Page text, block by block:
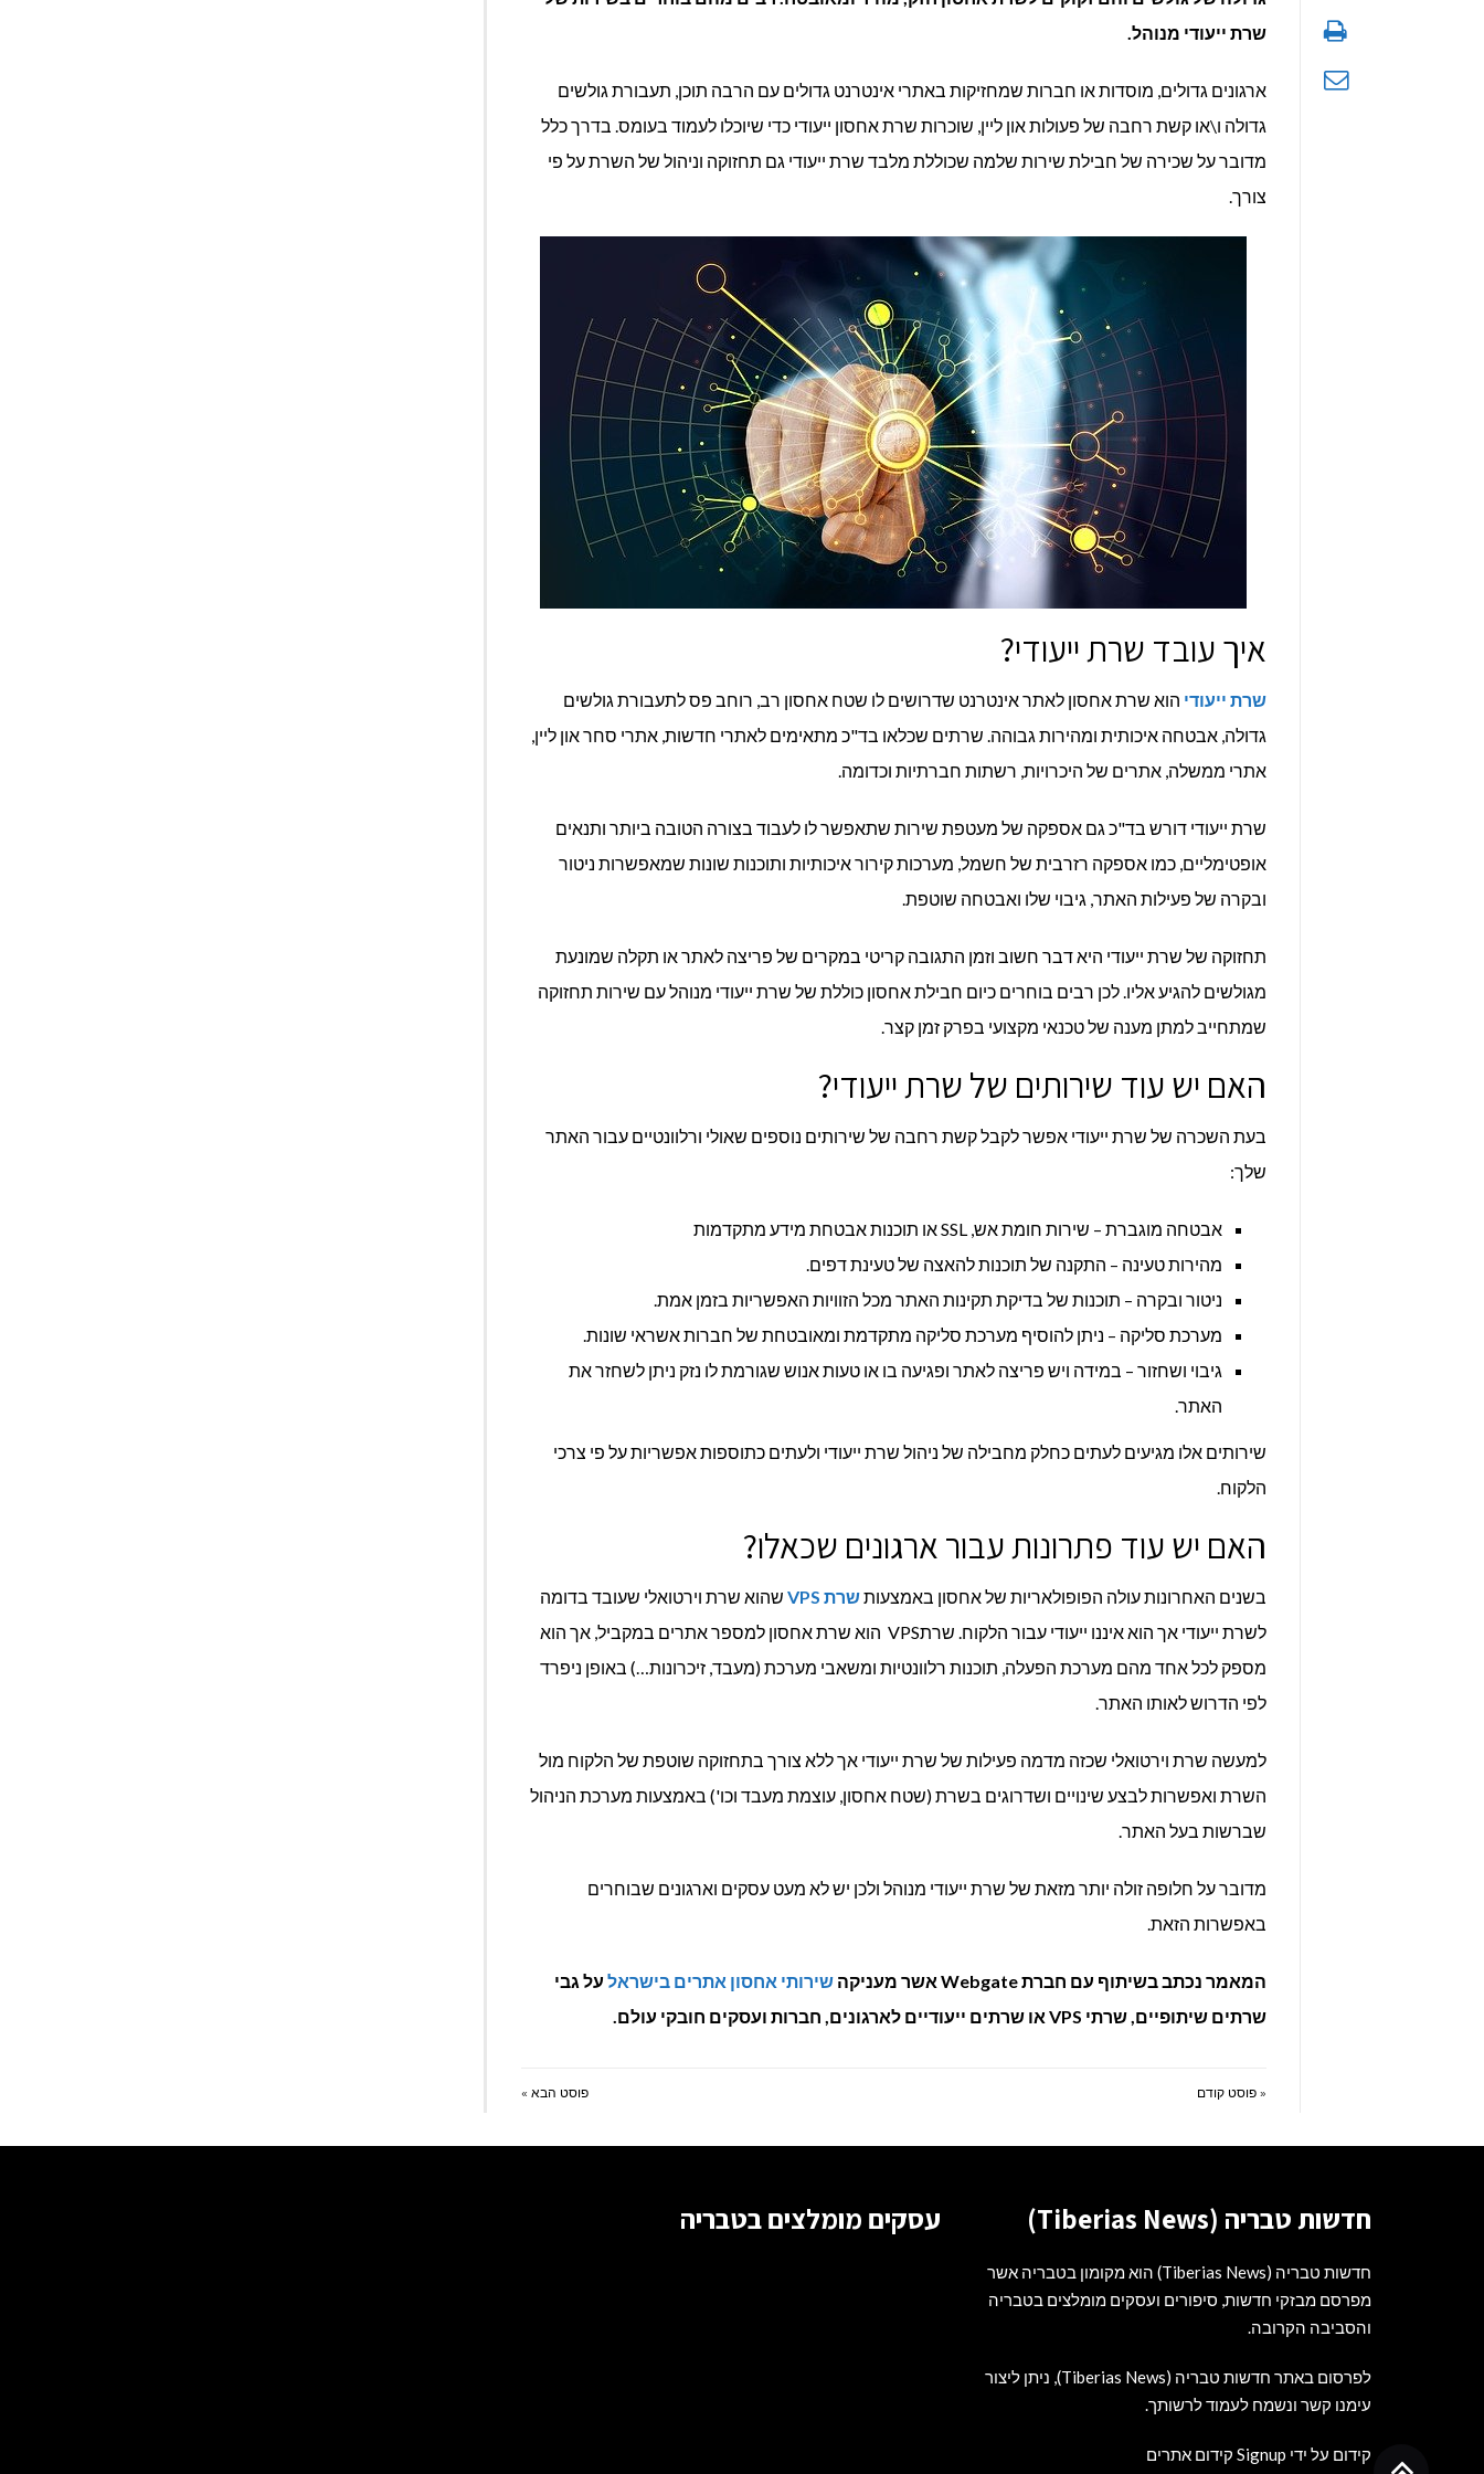
שרת ייעודי מנוהל.
ארגונים גדולים, מוסדות או חברות שמחזיקות באתרי אינטרנט גדולים עם הרבה תוכן, תעבורת גולשים
גדולה ו\או קשת רחבה של פעולות און ליין, שוכרות שרת אחסון ייעודי כדי שיוכלו לעמוד בעומס. בדרך כלל
מדובר על שכירה של חבילת שירות שלמה שכוללת מלבד שרת ייעודי גם תחזוקה וניהול של השרת על פי
צורך.
איך עובד שרת ייעודי?
שרת ייעודי הוא שרת אחסון לאתר אינטרנט שדרושים לו שטח אחסון רב, רוחב פס לתעבורת גולשים
גדולה, אבטחה איכותית ומהירות גבוהה. שרתים שכלאו בד"כ מתאימים לאתרי חדשות, אתרי סחר און ליין,
אתרי ממשלה, אתרים של היכרויות, רשתות חברתיות וכדומה.
שרת ייעודי דורש בד"כ גם אספקה של מעטפת שירות שתאפשר לו לעבוד בצורה הטובה ביותר ותנאים
אופטימליים, כמו אספקה רזרבית של חשמל, מערכות קירור איכותיות ותוכנות שונות שמאפשרות ניטור
ובקרה של פעילות האתר, גיבוי שלו ואבטחה שוטפת.
תחזוקה של שרת ייעודי היא דבר חשוב וזמן התגובה קריטי במקרים של פריצה לאתר או תקלה שמונעת
מגולשים להגיע אליו. לכן רבים בוחרים כיום חבילת אחסון כוללת של שרת ייעודי מנוהל עם שירות תחזוקה
שמתחייב למתן מענה של טכנאי מקצועי בפרק זמן קצר.
האם יש עוד שירותים של שרת ייעודי?
בעת השכרה של שרת ייעודי אפשר לקבל קשת רחבה של שירותים נוספים שאולי ורלוונטיים עבור האתר
שלך:
אבטחה מוגברת – שירות חומת אש, SSL או תוכנות אבטחת מידע מתקדמות
מהירות טעינה – התקנה של תוכנות להאצה של טעינת דפים.
ניטור ובקרה – תוכנות של בדיקת תקינות האתר מכל הזוויות האפשריות בזמן אמת.
מערכת סליקה – ניתן להוסיף מערכת סליקה מתקדמת ומאובטחת של חברות אשראי שונות.
גיבוי ושחזור – במידה ויש פריצה לאתר ופגיעה בו או טעות אנוש שגורמת לו נזק ניתן לשחזר את
האתר.
שירותים אלו מגיעים לעתים כחלק מחבילה של ניהול שרת ייעודי ולעתים כתוספות אפשריות על פי צרכי
הלקוח.
האם יש עוד פתרונות עבור ארגונים שכאלו?
בשנים האחרונות עולה הפופולאריות של אחסון באמצעותשרת VPS שהוא שרת וירטואלי שעובד בדומה
לשרת ייעודי אך הוא איננו ייעודי עבור הלקוח. שרתVPS הוא שרת אחסון למספר אתרים במקביל, אך הוא
מספק לכל אחד מהם מערכת הפעלה, תוכנות רלוונטיות ומשאבי מערכת (מעבד, זיכרונות…) באופן ניפרד
לפי הדרוש לאותו האתר.
למעשה שרת וירטואלי שכזה מדמה פעילות של שרת ייעודי אך ללא צורך בתחזוקה שוטפת של הלקוח מול
השרת ואפשרות לבצע שינויים ושדרוגים בשרת (שטח אחסון, עוצמת מעבד וכו') באמצעות מערכת הניהול
שברשות בעל האתר.
מדובר על חלופה זולה יותר מזאת של שרת ייעודי מנוהל ולכן יש לא מעט עסקים וארגונים שבוחרים
באפשרות הזאת.
המאמר נכתב בשיתוף עם חברת Webgate אשר מעניקה שירותי אחסון אתרים בישראל על גבי
שרתים שיתופיים, שרתי VPS או שרתים ייעודיים לארגונים, חברות ועסקים חובקי עולם.
« פוסט קודם פוסט הבא »
חדשות טבריה (Tiberias News)
חדשות טבריה (Tiberias News) הוא מקומון בטבריה אשר
מפרסם מבזקי חדשות, סיפורים ועסקים מומלצים בטבריה
והסביבה הקרובה.
לפרסום באתר חדשות טבריה (Tiberias News), ניתן ליצור
עימנו קשר ונשמח לעמוד לרשותך.
קידום על ידי Signup קידום אתרים
עסקים מומלצים בטבריה